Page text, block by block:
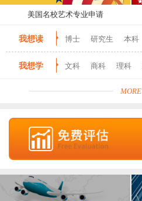
美国名校艺术专业申请
我想读 博士 研究生 本科
我想学 文科 商科 理科
MORE